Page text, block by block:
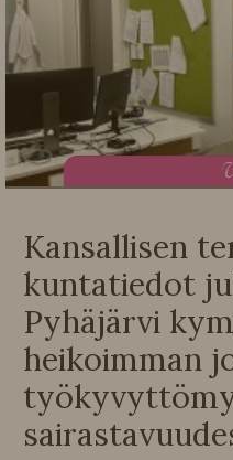
Kansallisen
kuntatiedot
Pyhäjärvi
heikoimman